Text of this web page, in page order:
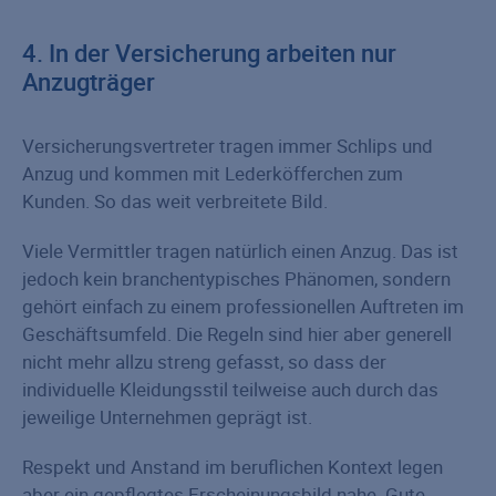
4. In der Versicherung arbeiten nur
Anzugträger
Versicherungsvertreter tragen immer Schlips und
Anzug und kommen mit Lederköfferchen zum
Kunden. So das weit verbreitete Bild.
Viele Vermittler tragen natürlich einen Anzug. Das ist
jedoch kein branchentypisches Phänomen, sondern
gehört einfach zu einem professionellen Auftreten im
Geschäftsumfeld. Die Regeln sind hier aber generell
nicht mehr allzu streng gefasst, so dass der
individuelle Kleidungsstil teilweise auch durch das
jeweilige Unternehmen geprägt ist.
Respekt und Anstand im beruflichen Kontext legen